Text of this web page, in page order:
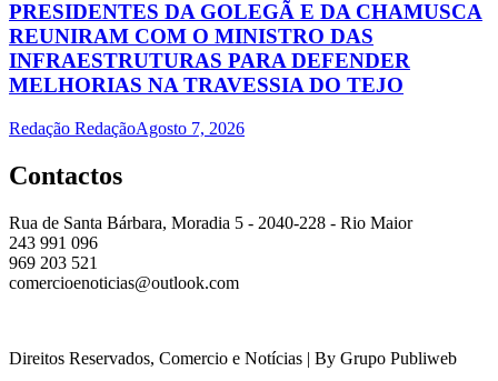
PRESIDENTES DA GOLEGÃ E DA CHAMUSCA
REUNIRAM COM O MINISTRO DAS
INFRAESTRUTURAS PARA DEFENDER
MELHORIAS NA TRAVESSIA DO TEJO
Redação RedaçãoAgosto 7, 2026
Contactos
Rua de Santa Bárbara, Moradia 5 - 2040-228 - Rio Maior
243 991 096
969 203 521
comercioenoticias@outlook.com
Direitos Reservados, Comercio e Notícias | By Grupo Publiweb